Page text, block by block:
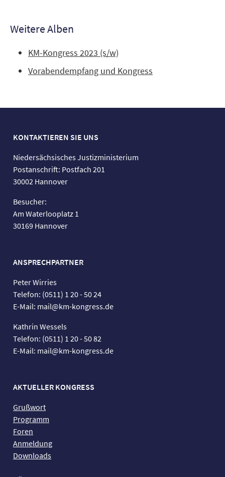
Weitere Alben
KM-Kongress 2023 (s/w)
Vorabendempfang und Kongress
KONTAKTIEREN SIE UNS
Niedersächsisches Justizministerium
Postanschrift: Postfach 201
30002 Hannover
Besucher:
Am Waterlooplatz 1
30169 Hannover
ANSPRECHPARTNER
Peter Wirries
Telefon: (0511) 1 20 - 50 24
E-Mail: mail@km-kongress.de
Kathrin Wessels
Telefon: (0511) 1 20 - 50 82
E-Mail: mail@km-kongress.de
AKTUELLER KONGRESS
Grußwort
Programm
Foren
Anmeldung
Downloads